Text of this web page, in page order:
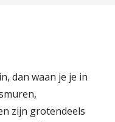
dan waan je je in
zijn grotendeels